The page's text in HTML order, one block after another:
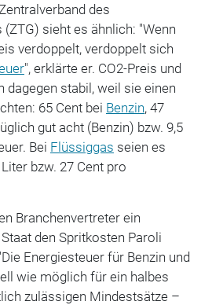
des
sieht es ähnlich: "Wenn
verdoppelt, verdoppelt sich
", erklärte er. CO2-Preis und
dagegen stabil, weil sie einen
65 Cent bei Benzin, 47
gut acht (Benzin) bzw. 9,5
Bei Flüssiggas seien es
bzw. 27 Cent pro
Branchenvertreter ein
den Spritkosten Paroli
Energiesteuer für Benzin und
wie möglich für ein halbes
zulässigen Mindestsätze –